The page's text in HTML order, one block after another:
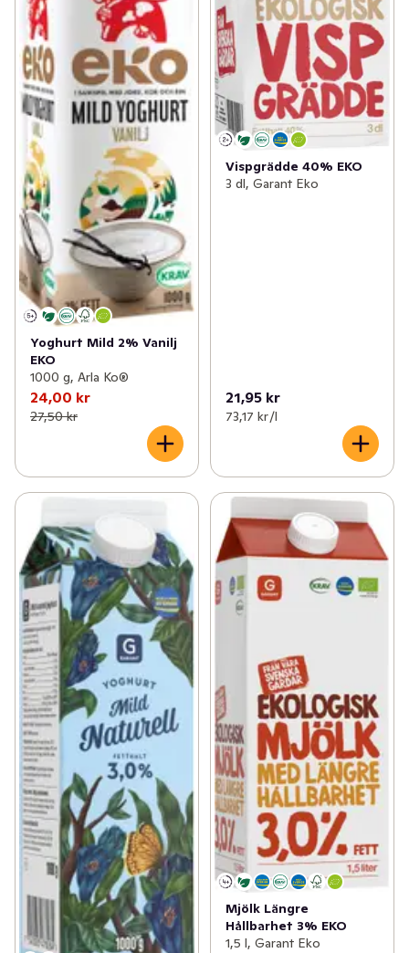
Yoghurt Mild 2% Vanilj
EKO
1000 g, Arla Ko®
24,00 kr
27,50 kr
Vispgrädde 40% EKO
3 dl, Garant Eko
21,95 kr
73,17 kr /l
Mjölk Längre
Hållbarhet 3% EKO
1,5 l, Garant Eko